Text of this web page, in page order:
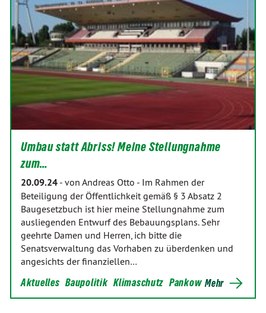
Umbau statt Abriss! Meine Stellungnahme
zum…
20.09.24 - von Andreas Otto - Im Rahmen der
Beteiligung der Öffentlichkeit gemäß § 3 Absatz 2
Baugesetzbuch ist hier meine Stellungnahme zum
ausliegenden Entwurf des Bebauungsplans. Sehr
geehrte Damen und Herren, ich bitte die
Senatsverwaltung das Vorhaben zu überdenken und
angesichts der finanziellen…
Aktuelles Baupolitik Klimaschutz Pankow Mehr